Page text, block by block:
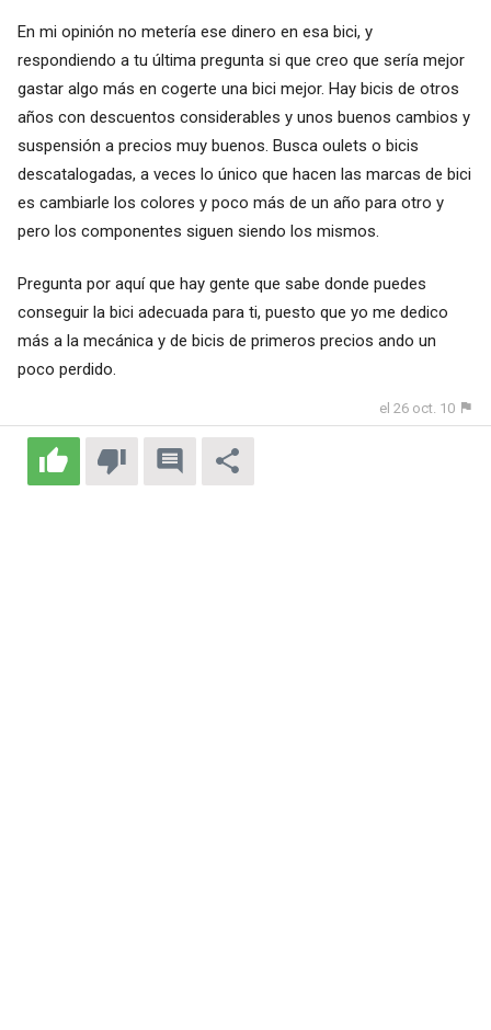
En mi opinión no metería ese dinero en esa bici, y
respondiendo a tu última pregunta si que creo que sería mejor
gastar algo más en cogerte una bici mejor. Hay bicis de otros
años con descuentos considerables y unos buenos cambios y
suspensión a precios muy buenos. Busca oulets o bicis
descatalogadas, a veces lo único que hacen las marcas de bici
es cambiarle los colores y poco más de un año para otro y
pero los componentes siguen siendo los mismos.
Pregunta por aquí que hay gente que sabe donde puedes
conseguir la bici adecuada para ti, puesto que yo me dedico
más a la mecánica y de bicis de primeros precios ando un
poco perdido.
el 26 oct. 10